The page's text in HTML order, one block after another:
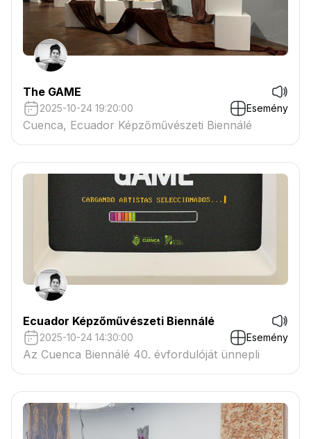
The GAME
2025-10-24 19:20:00 Esemény
Cuenca, Ecuador Képzőművészeti Biennálé
Ecuador Képzőművészeti Biennálé
2025-10-24 14:30:00 Esemény
Az Cuenca Biennálé 40. évfordulóját ünnepli